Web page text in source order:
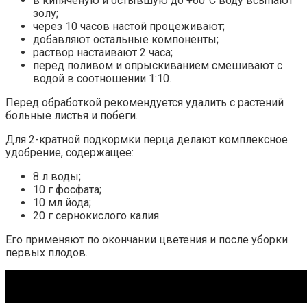
золу;
через 10 часов настой процеживают;
добавляют остальные компоненты;
раствор настаивают 2 часа;
перед поливом и опрыскиванием смешивают с
водой в соотношении 1:10.
Перед обработкой рекомендуется удалить с растений
больные листья и побеги.
Для 2-кратной подкормки перца делают комплексное
удобрение, содержащее:
8 л воды;
10 г фосфата;
10 мл йода;
20 г сернокислого калия.
Его применяют по окончании цветения и после уборки
первых плодов.